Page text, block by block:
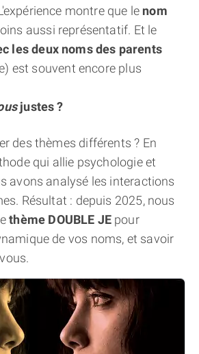
montre que le nom
aussi représentatif. Et le
les deux noms des parents
est souvent encore plus
justes ?
des thèmes différents ? En
qui allie psychologie et
avons analysé les interactions
Résultat : depuis 2025, nous
thème DOUBLE JEpour
de vos noms, et savoir
LA NUMÉROLOGIE
LA NUMÉROLOGIE
PRÉNOMS
(À PROPOS)